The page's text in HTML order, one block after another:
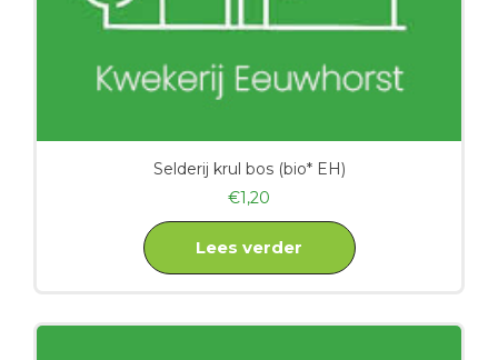
Selderij krul bos (bio* EH)
€1,20
Lees verder